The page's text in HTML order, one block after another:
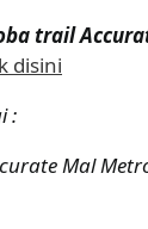
trail
disini
:
Mal